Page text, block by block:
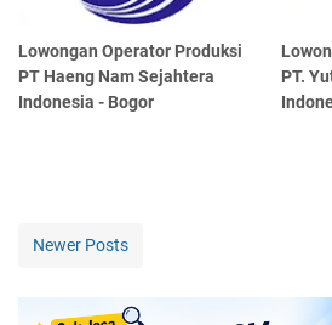
Lowongan Operator Produksi
PT Haeng Nam Sejahtera
Indonesia - Bogor
PT.
Newer Posts